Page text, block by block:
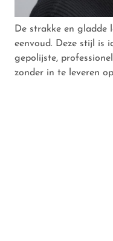
De strakke en gladde
eenvoud. Deze stijl is
gepolijste,
zonder in te leveren